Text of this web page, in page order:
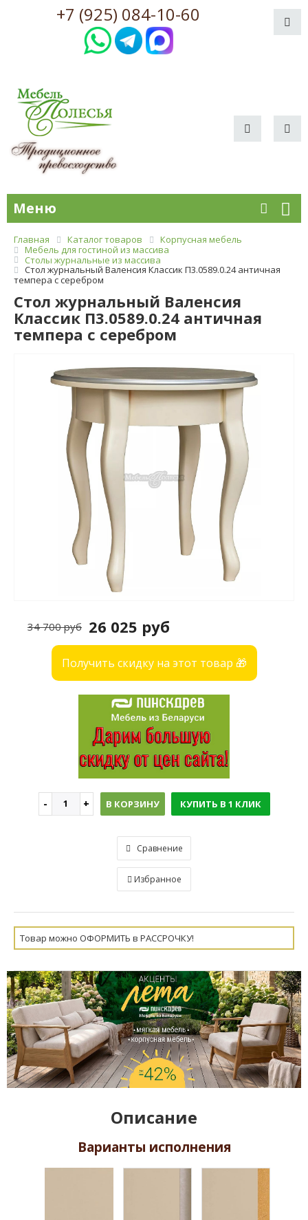
+7 (925) 084-10-60
Меню
Главная Каталог товаров
Корпусная мебель
Мебель для гостиной из массива
Столы журнальные из массива
Стол журнальный Валенсия Классик П3.0589.0.24 античная
темпера с серебром
Стол журнальный Валенсия
Классик П3.0589.0.24 античная
темпера с серебром
26 025 руб
34 700 руб
Получить скидку на этот товар 🎁
В КОРЗИНУ КУПИТЬ В 1 КЛИК
Сравнение
Избранное
Товар можно ОФОРМИТЬ в РАССРОЧКУ!
Описание
Варианты исполнения